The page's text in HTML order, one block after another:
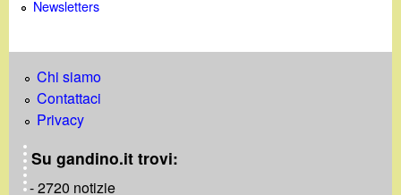
Newsletters
Chi siamo
Contattaci
Privacy
Su gandino.it trovi:
- 2720 notizie